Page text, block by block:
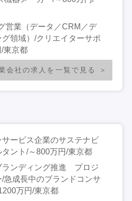
営業（データ／CRM／デ
領域）/クリエイターサポ
東京都
会社の求人を一覧で見る
ービス企業のサステナビ
ント/～800万円/東京都
ランディング推進 プロジ
急成長中のブランドコンサ
万円/東京都